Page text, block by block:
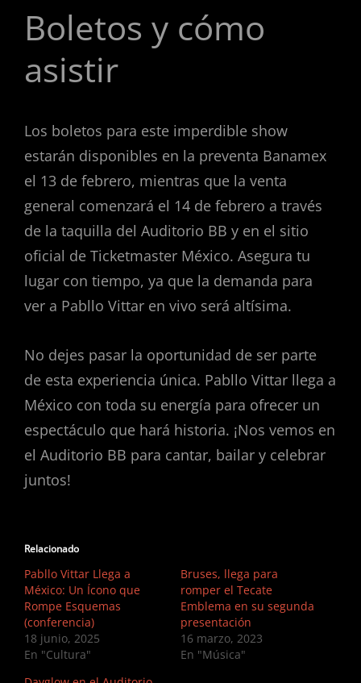
Boletos y cómo
asistir
Los boletos para este imperdible show
estarán disponibles en la preventa Banamex
el 13 de febrero, mientras que la venta
general comenzará el 14 de febrero a través
de la taquilla del Auditorio BB y en el sitio
oficial de Ticketmaster México. Asegura tu
lugar con tiempo, ya que la demanda para
ver a Pabllo Vittar en vivo será altísima.
No dejes pasar la oportunidad de ser parte
de esta experiencia única. Pabllo Vittar llega a
México con toda su energía para ofrecer un
espectáculo que hará historia. ¡Nos vemos en
el Auditorio BB para cantar, bailar y celebrar
juntos!
Relacionado
Pabllo Vittar Llega a
México: Un Ícono que
Rompe Esquemas
(conferencia)
18 junio, 2025
En "Cultura"
Bruses, llega para
romper el Tecate
Emblema en su segunda
presentación
16 marzo, 2023
En "Música"